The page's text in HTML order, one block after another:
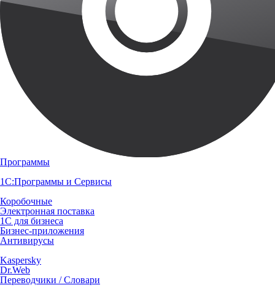
Программы
1С:Программы и Сервисы
Коробочные
Электронная поставка
1С для бизнеса
Бизнес-приложения
Антивирусы
Kaspersky
Dr.Web
Переводчики / Словари